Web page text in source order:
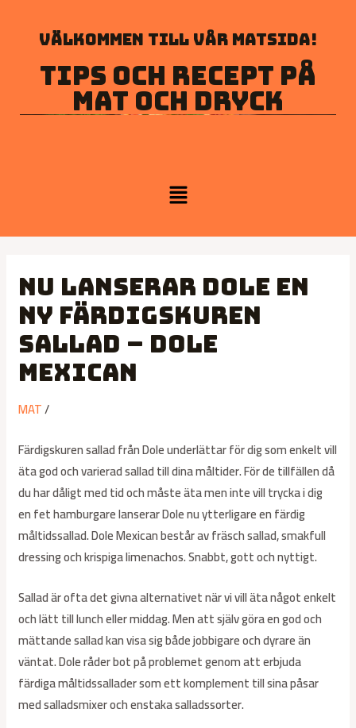
Välkommen till vår matsida!
Tips och recept på
mat och dryck
Nu lanserar Dole en
ny färdigskuren
sallad – Dole
Mexican
MAT/
Färdigskuren sallad från Dole underlättar för dig som enkelt vill
äta god och varierad sallad till dina måltider. För de tillfällen då
du har dåligt med tid och måste äta men inte vill trycka i dig
en fet hamburgare lanserar Dole nu ytterligare en färdig
måltidssallad. Dole Mexican består av fräsch sallad, smakfull
dressing och krispiga limenachos. Snabbt, gott och nyttigt.
Sallad är ofta det givna alternativet när vi vill äta något enkelt
och lätt till lunch eller middag. Men att själv göra en god och
mättande sallad kan visa sig både jobbigare och dyrare än
väntat. Dole råder bot på problemet genom att erbjuda
färdiga måltidssallader som ett komplement till sina påsar
med salladsmixer och enstaka salladssorter.